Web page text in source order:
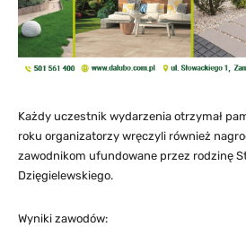
Każdy uczestnik wydarzenia otrzymał
roku organizatorzy wręczyli również
zawodnikom ufundowane przez rodzinę
Dzięgielewskiego.
Wyniki zawodów: